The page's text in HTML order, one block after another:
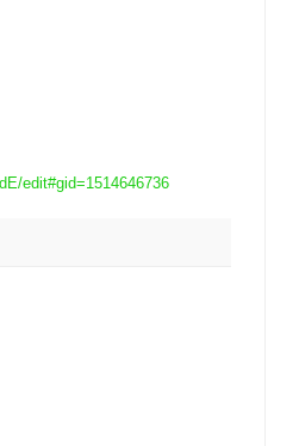
edit#gid=1514646736